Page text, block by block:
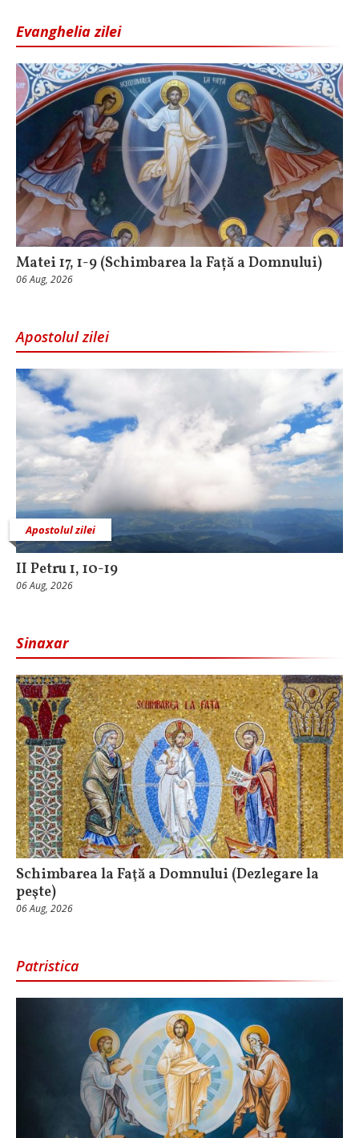
Evanghelia zilei
Matei 17, 1-9 (Schimbarea la Față a Domnului)
06 Aug, 2026
Apostolul zilei
Apostolul zilei
II Petru 1, 10-19
06 Aug, 2026
Sinaxar
Schimbarea la Faţă a Domnului (Dezlegare la
peşte)
06 Aug, 2026
Patristica